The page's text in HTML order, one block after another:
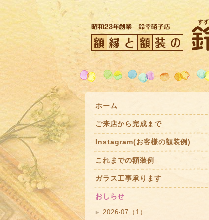
ホーム
ご来店から完成まで
Instagram(お客様の額装例)
これまでの額装例
ガラス工事承ります
おしらせ
2026-07（1）